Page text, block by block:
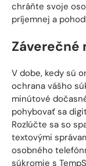
chráňte svoje
príjemnej a
Záverečné
V dobe, kedy sú
ochrana vášho
minútové
pohybovať sa
Rozlúčte sa so
textovými
osobného
súkromie s